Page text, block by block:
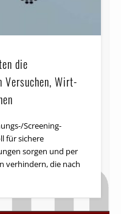
die
Versuchen, Wirt­
Screening-
für sichere
sorgen und per
verhindern, die nach